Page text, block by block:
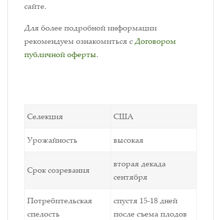
сайте.
Для более подробной информации
рекомендуем ознакомиться сДоговором
публичной оферты.
Селекция США
Урожайность высокая
Срок созревания
вторая декада
сентября
Потребительская
спелость
спустя 15-18 дней
после съема плодов